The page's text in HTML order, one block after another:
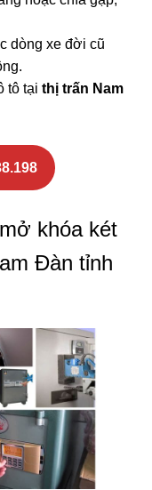
dòng xe đời cũ
tô tạithị trấn Nam
khóa két
Đàn tỉnh